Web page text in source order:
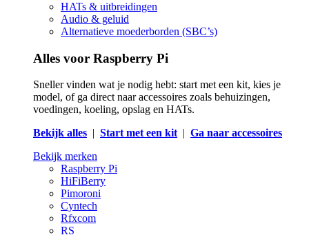
HATs & uitbreidingen
Audio & geluid
Alternatieve moederborden (SBC’s)
Alles voor Raspberry Pi
Sneller vinden wat je nodig hebt: start met een kit, kies je
model, of ga direct naar accessoires zoals behuizingen,
voedingen, koeling, opslag en HATs.
Bekijk alles | Start met een kit| Ga naar accessoires
Bekijk merken
Raspberry Pi
HiFiBerry
Pimoroni
Cyntech
Rfxcom
RS